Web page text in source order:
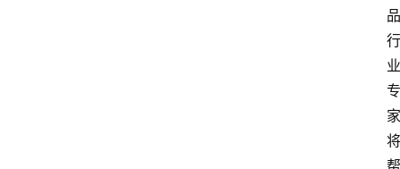
品
行
业
专
家
将
帮